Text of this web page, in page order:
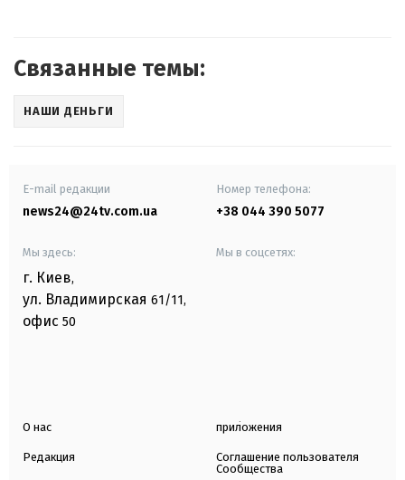
Связанные темы:
НАШИ ДЕНЬГИ
E-mail редакции
news24@24tv.com.ua
Номер телефона:
+38 044 390 5077
Мы здесь:
г. Киев,
ул. Владимирская 61/11,
офис 50
Мы в соцсетях:
О нас
Редакция
приложения
Соглашение пользователя
Сообщества